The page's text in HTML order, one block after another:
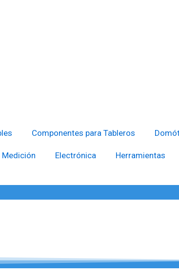
Componentes para Tableros
Electrónica Herramientas